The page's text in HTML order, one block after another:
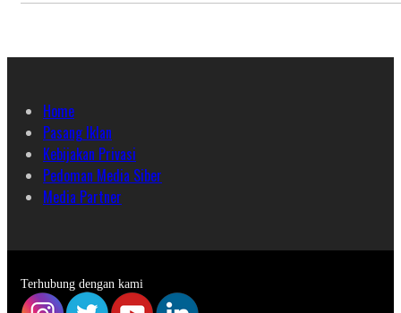
Home
Pasang Iklan
Kebijakan Privasi
Pedoman Media Siber
Media Partner
Terhubung dengan kami